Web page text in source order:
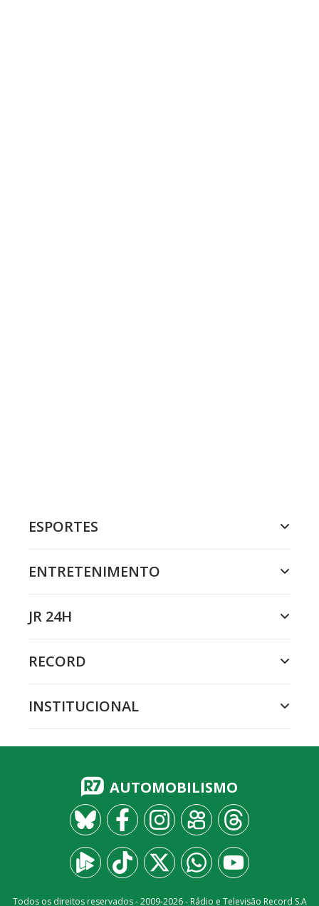
ESPORTES
ENTRETENIMENTO
JR 24H
RECORD
INSTITUCIONAL
AUTOMOBILISMO
Todos os direitos reservados - 2009-2026- Rádio e Televisão Record S.A